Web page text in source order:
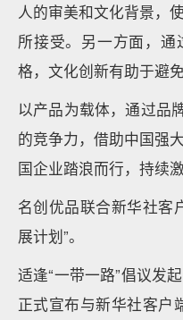
人的审美和文化背景，
所接受。另一方面，
格，文化创新有助于避
以产品为载体，通过品
的竞争力，借助中国强
国企业踏浪而行，持续
名创优品联合新华社客
展计划”。
适逢“一带一路”倡议发
正式宣布与新华社客户